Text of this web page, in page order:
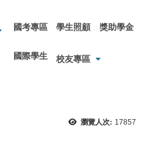
國考專區 學生照顧 獎助學金
國際學生 校友專區
瀏覽人次: 17857